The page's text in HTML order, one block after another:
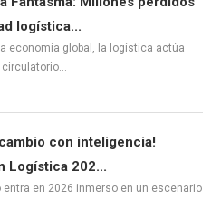
logística...
economía global, la logística actúa
con inteligencia!
Logística 202...
en 2026 inmerso en un escenario